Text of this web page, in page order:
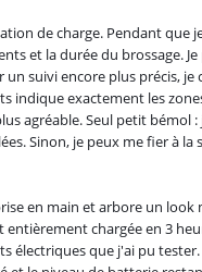
de charge. Pendant que
et la durée du brossage.
suivi encore plus précis,
indique exactement les
agréable. Seul petit bémol
Sinon, je peux me fier à la
en main et arbore un
chargée en 3
électriques que j'ai pu